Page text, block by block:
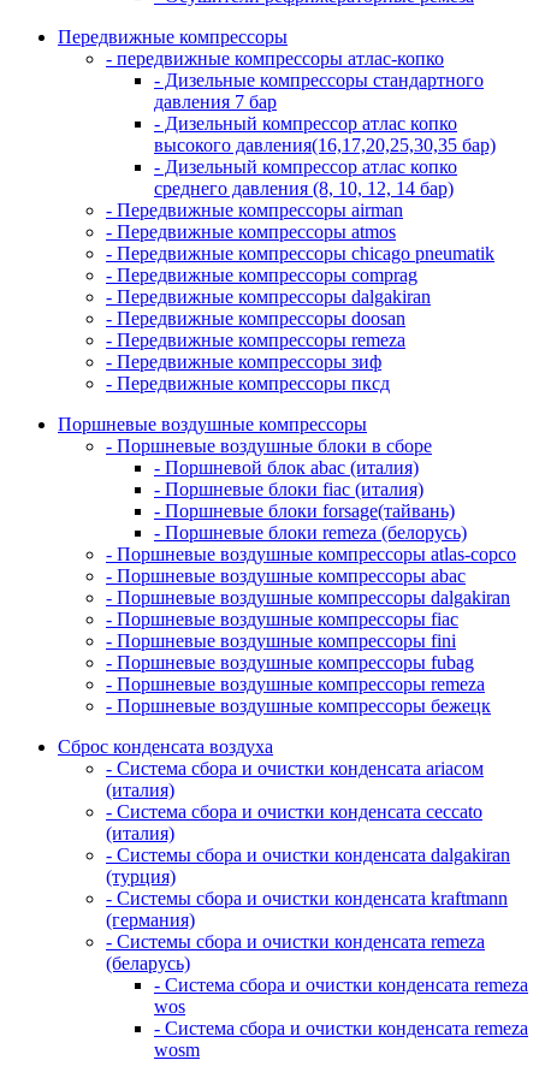
Передвижные компрессоры
- передвижные компрессоры атлас-копко
- Дизельные компрессоры стандартного
давления 7 бар
- Дизельный компрессор атлас копко
высокого давления(16,17,20,25,30,35 бар)
- Дизельный компрессор атлас копко
среднего давления (8, 10, 12, 14 бар)
- Передвижные компрессоры airman
- Передвижные компрессоры atmos
- Передвижные компрессоры chicago pneumatik
- Передвижные компрессоры comprag
- Передвижные компрессоры dalgakiran
- Передвижные компрессоры doosan
- Передвижные компрессоры remeza
- Передвижные компрессоры зиф
- Передвижные компрессоры пксд
Поршневые воздушные компрессоры
- Поршневые воздушные блоки в сборе
- Поршневой блок abac (италия)
- Поршневые блоки fiac (италия)
- Поршневые блоки forsage(тайвань)
- Поршневые блоки remeza (белорусь)
- Поршневые воздушные компрессоры atlas-copco
- Поршневые воздушные компрессоры abac
- Поршневые воздушные компрессоры dalgakiran
- Поршневые воздушные компрессоры fiac
- Поршневые воздушные компрессоры fini
- Поршневые воздушные компрессоры fubag
- Поршневые воздушные компрессоры remeza
- Поршневые воздушные компрессоры бежецк
Сброс конденсата воздуха
- Система сбора и очистки конденсата ariacом
(италия)
- Система сбора и очистки конденсата ceccato
(италия)
- Системы сбора и очистки конденсата dalgakiran
(турция)
- Системы сбора и очистки конденсата kraftmann
(германия)
- Системы сбора и очистки конденсата remeza
(беларусь)
- Система сбора и очистки конденсата remeza
wos
- Система сбора и очистки конденсата remeza
wosm